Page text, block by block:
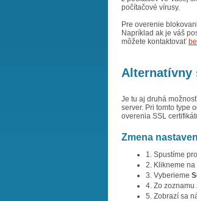
počítačové vírusy.
Pre overenie
Napríklad ak je váš
môžete kontaktovať
Alternatívny
Je tu aj druhá
server. Pri tomto type
overenia SSL
Zmena
1. Spustíme
2. Klikneme na
3. Vyberieme
4. Zo
5. Zobrazí sa